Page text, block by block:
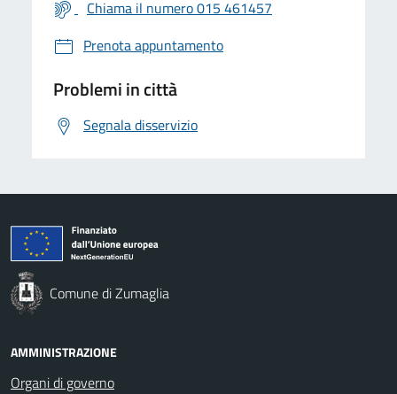
Chiama il numero 015 461457
Prenota appuntamento
Problemi in città
Segnala disservizio
Comune di Zumaglia
AMMINISTRAZIONE
Organi di governo